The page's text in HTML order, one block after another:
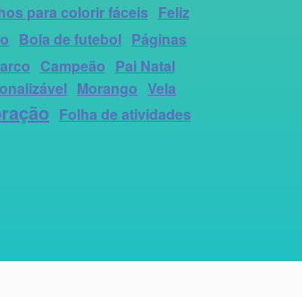
para colorir fáceis Feliz
Bola de futebol Páginas
Campeão Pai Natal
Morango Vela
Folha de atividades